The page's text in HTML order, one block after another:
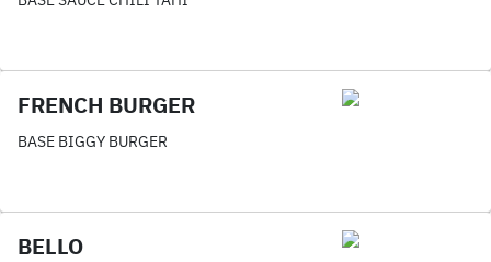
FRENCH BURGER
BASE BIGGY BURGER
BELLO